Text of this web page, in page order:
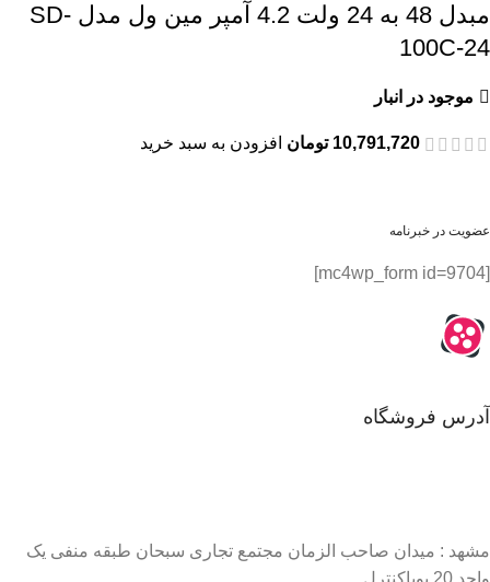
مبدل 48 به 24 ولت 4.2 آمپر مین ول مدل SD-
100C-24
موجود در انبار
10,791,720 تومان افزودن به سبد خرید
عضویت در خبرنامه
[mc4wp_form id=9704]
آدرس فروشگاه
مشهد : میدان صاحب الزمان مجتمع تجاری سبحان طبقه منفی یک
واحد 20 پویاکنترل